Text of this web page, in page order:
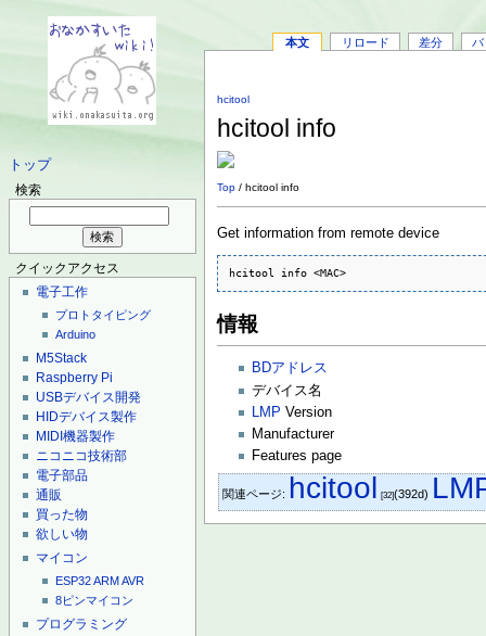
トップ
検索
クイックアクセス
電子工作
プロトタイピング
Arduino
M5Stack
Raspberry Pi
USBデバイス開発
HIDデバイス製作
MIDI機器製作
ニコニコ技術部
電子部品
通販
買った物
欲しい物
マイコン
ESP32ARMAVR
8ピンマイコン
プログラミング
本文 リロード 差分 バ
hcitool
hcitool info
Top / hcitool info
Get information from remote device
hcitool info <MAC>
情報
BDアドレス
デバイス名
LMP Version
Manufacturer
Features page
関連ページ: hcitool [32](392d)